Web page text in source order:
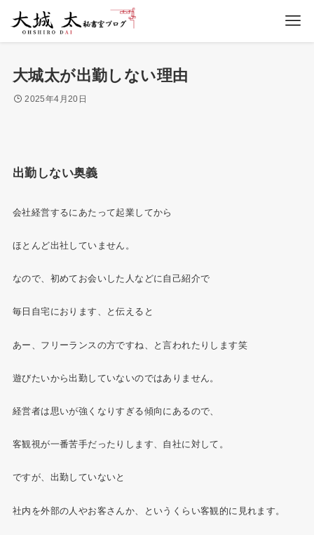
大城太が出勤しない理由
2025年4月20日
出勤しない奥義
会社経営するにあたって起業してから
ほとんど出社していません。
なので、初めてお会いした人などに自己紹介で
毎日自宅におります、と伝えると
あー、フリーランスの方ですね、と言われたりします笑
遊びたいから出勤していないのではありません。
経営者は思いが強くなりすぎる傾向にあるので、
客観視が一番苦手だったりします、自社に対して。
ですが、出勤していないと
社内を外部の人やお客さんか、というくらい客観的に見れます。